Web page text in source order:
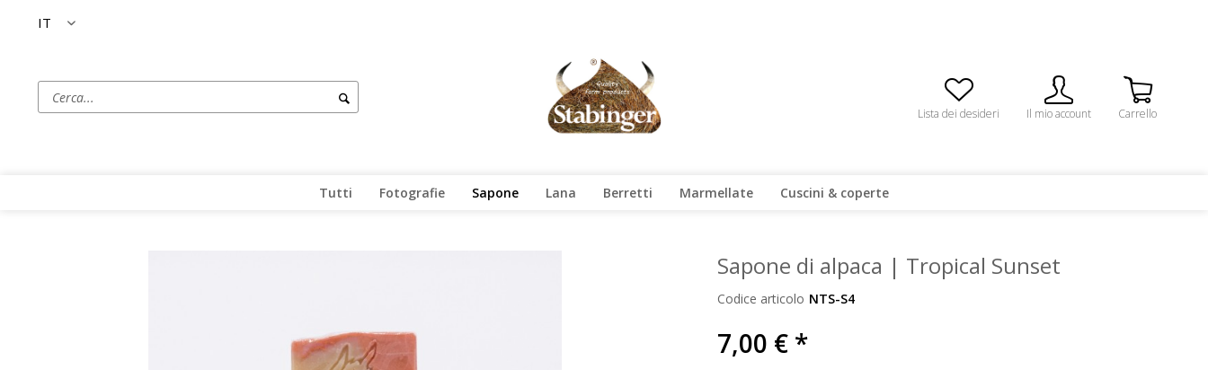
IT
Lista dei desideri Il mio account Carrello
Tutti Fotografie Sapone Lana Berretti Marmellate Cuscini & coperte
Sapone di alpaca | Tropical Sunset
Codice articolo NTS-S4
7,00 € *